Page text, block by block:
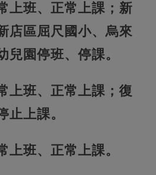
上班、正常上課；新
店區屈尺國小、烏來
兒園停班、停課。
上班、正常上課；復
止上課。
上班、正常上課。